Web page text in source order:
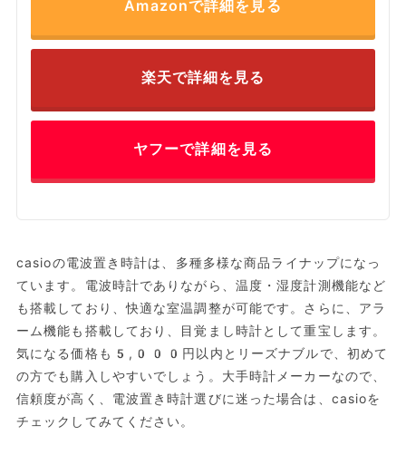
Amazonで詳細を見る
楽天で詳細を見る
ヤフーで詳細を見る
casioの電波置き時計は、多種多様な商品ライナップになっ
ています。電波時計でありながら、温度・湿度計測機能など
も搭載しており、快適な室温調整が可能です。さらに、アラ
ーム機能も搭載しており、目覚まし時計として重宝します。
気になる価格も5,000円以内とリーズナブルで、初めて
の方でも購入しやすいでしょう。大手時計メーカーなので、
信頼度が高く、電波置き時計選びに迷った場合は、casioを
チェックしてみてください。